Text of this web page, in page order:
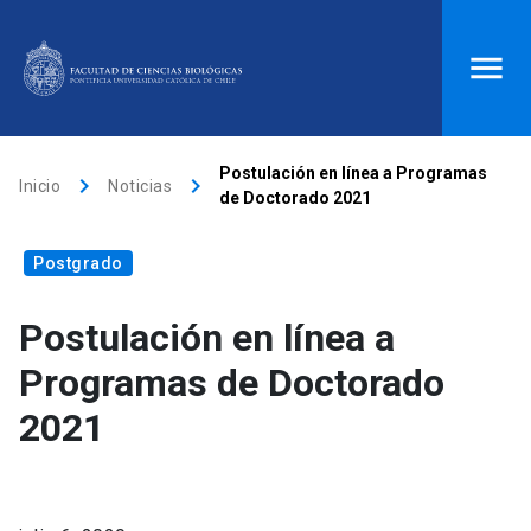
Donaciones launch
Mi portal UC
Inicio
Inicio keyboard_arrow_right Noticias keyboard_arrow_right
Postulación en línea a Programas
de Doctorado 2021
Postgrado
Postulación en línea a
Programas de Doctorado
2021